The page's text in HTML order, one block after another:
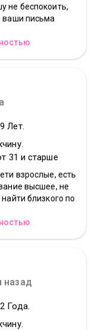
не беспокоить,
ваши письма
Лет.
31 и старше
взрослые, есть
высшее, не
близкого по
назад
Года.